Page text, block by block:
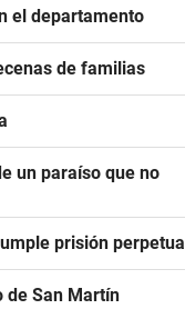
el departamento
de familias
un paraíso que no
prisión perpetua
de San Martín